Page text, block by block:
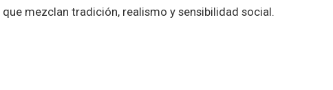
mezclan tradición, realismo y sensibilidad social.